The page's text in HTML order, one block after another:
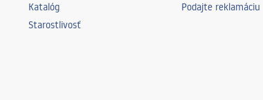
Katalóg
Starostlivosť
Podajte reklamáciu